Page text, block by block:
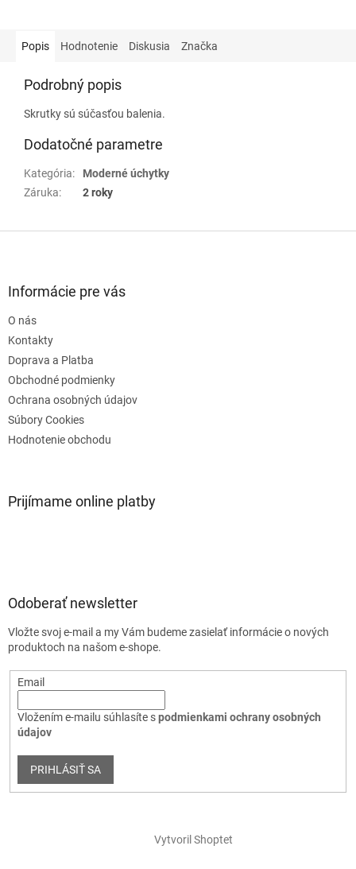
Popis Hodnotenie Diskusia Značka
Podrobný popis
Skrutky sú súčasťou balenia.
Dodatočné parametre
Kategória:
Moderné úchytky
Záruka: 2 roky
Informácie pre vás
O nás
Kontakty
Doprava a Platba
Obchodné podmienky
Ochrana osobných údajov
Súbory Cookies
Hodnotenie obchodu
Prijímame online platby
Odoberať newsletter
Vložte svoj e-mail a my Vám budeme zasielať informácie o nových
produktoch na našom e-shope.
Email
Vložením e-mailu súhlasíte spodmienkami ochrany osobných
údajov
PRIHLÁSIŤ SA
Vytvoril Shoptet